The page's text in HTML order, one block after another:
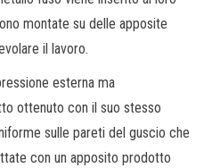
montate su delle apposite
il lavoro.
esterna ma
ottenuto con il suo stesso
sulle pareti del guscio che
con un apposito prodotto